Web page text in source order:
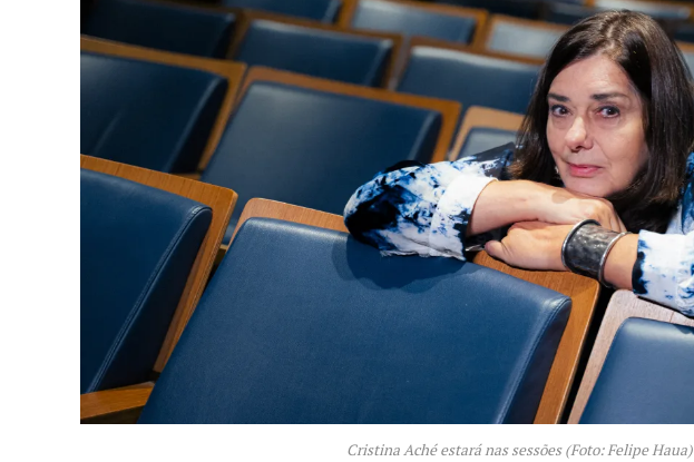
Cristina Aché estará nas sessões (Foto: Felipe Haua)